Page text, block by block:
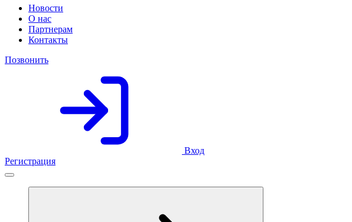
Новости
О нас
Партнерам
Контакты
Позвонить
Вход
Регистрация